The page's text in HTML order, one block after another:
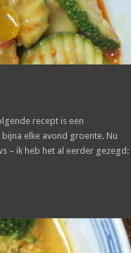
recept is een
elke avond groente. Nu
– ik heb het al eerder gezegd: